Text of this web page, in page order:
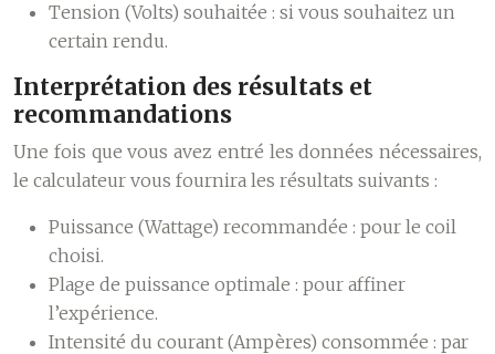
Tension (Volts) souhaitée : si vous souhaitez un
certain rendu.
Interprétation des résultats et
recommandations
Une fois que vous avez entré les données nécessaires,
le calculateur vous fournira les résultats suivants :
Puissance (Wattage) recommandée : pour le coil
choisi.
Plage de puissance optimale : pour affiner
l’expérience.
Intensité du courant (Ampères) consommée : par